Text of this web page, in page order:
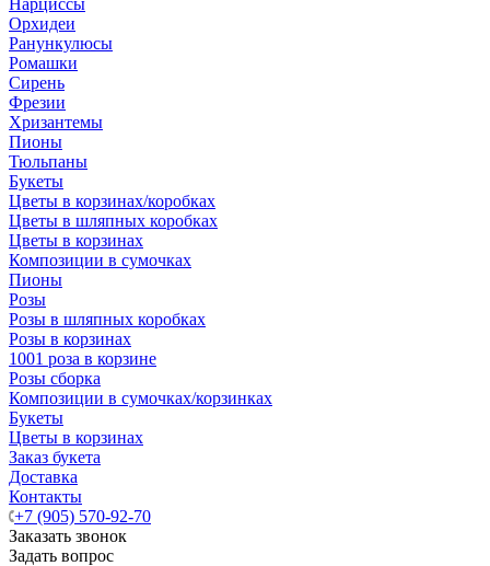
Нарциссы
Орхидеи
Ранункулюсы
Ромашки
Сирень
Фрезии
Хризантемы
Пионы
Тюльпаны
Букеты
Цветы в корзинах/коробках
Цветы в шляпных коробках
Цветы в корзинах
Композиции в сумочках
Пионы
Розы
Розы в шляпных коробках
Розы в корзинах
1001 роза в корзине
Розы сборка
Композиции в сумочках/корзинках
Букеты
Цветы в корзинах
Заказ букета
Доставка
Контакты
+7 (905) 570-92-70
Заказать звонок
Задать вопрос